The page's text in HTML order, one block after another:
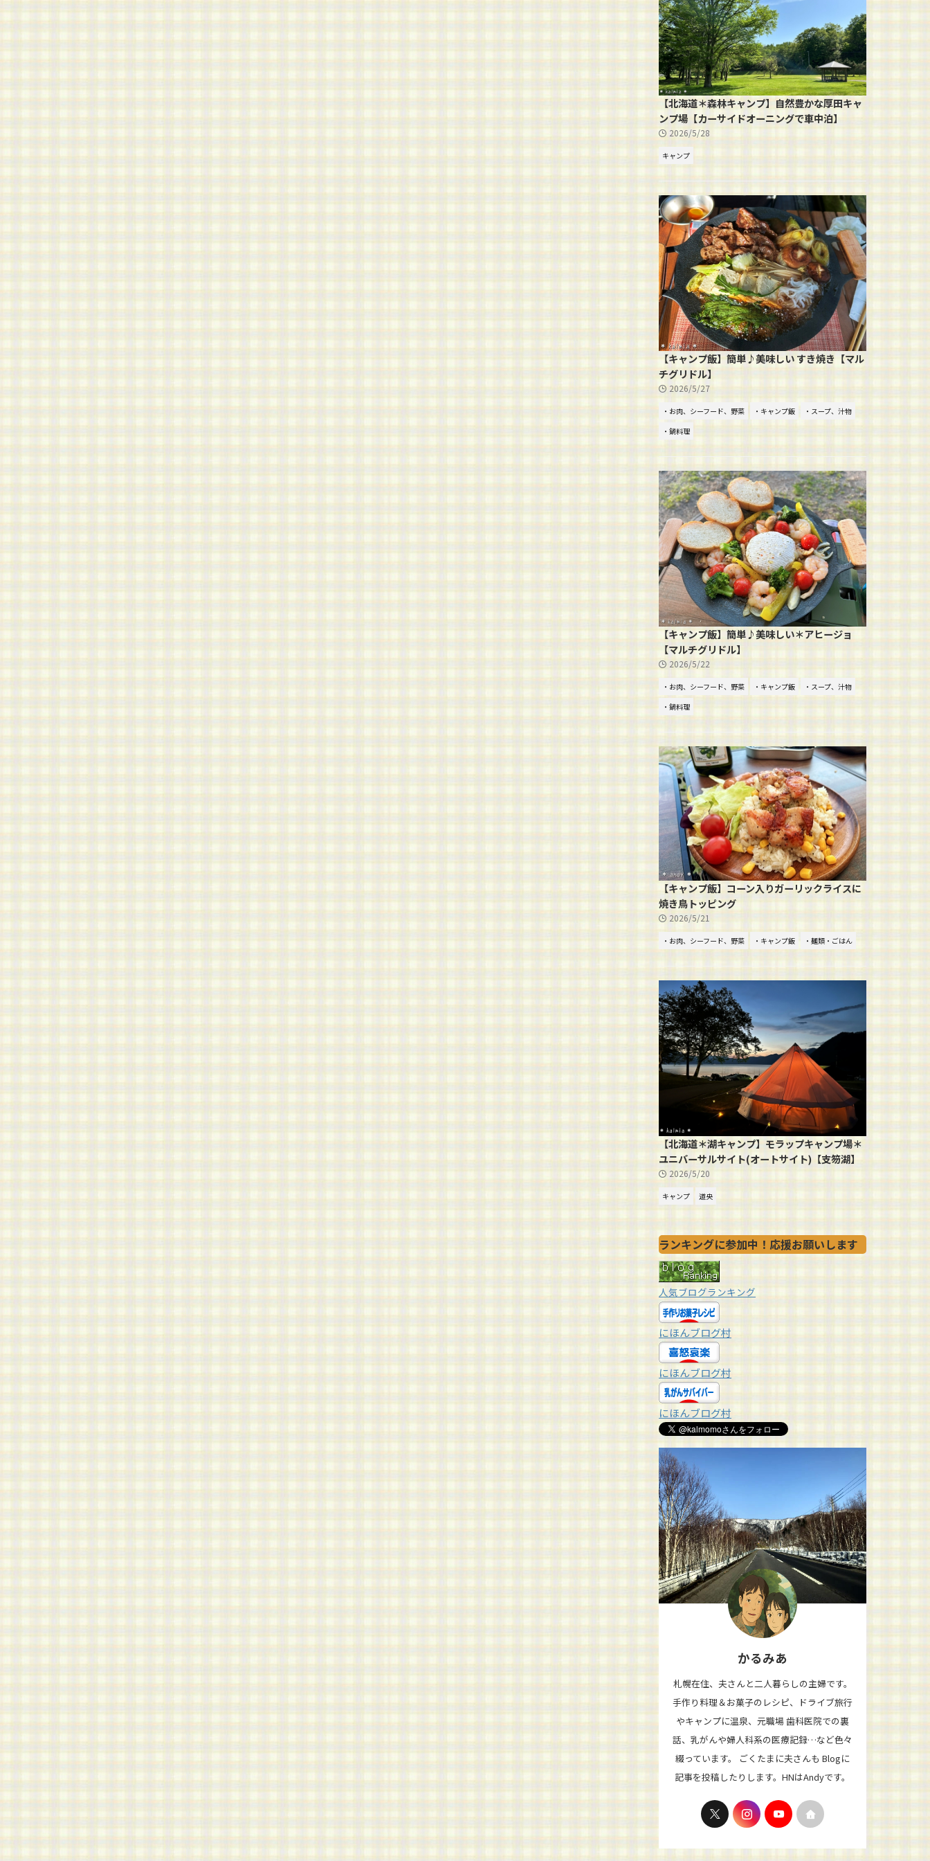
【北海道＊森林キャンプ】自然豊かな厚田キャ
ンプ場【カーサイドオーニングで車中泊】
2026/5/28
キャンプ
【キャンプ飯】簡単♪美味しい すき焼き【マル
チグリドル】
2026/5/27
・お肉、シーフード、野菜 ・キャンプ飯
・スープ、汁物
・鍋料理
【キャンプ飯】簡単♪美味しい＊アヒージョ
【マルチグリドル】
2026/5/22
・お肉、シーフード、野菜 ・キャンプ飯
・スープ、汁物
・鍋料理
【キャンプ飯】コーン入りガーリックライスに
焼き鳥トッピング
2026/5/21
・お肉、シーフード、野菜 ・キャンプ飯 ・麺類・ごはん
【北海道＊湖キャンプ】モラップキャンプ場＊
ユニバーサルサイト(オートサイト)【支笏湖】
2026/5/20
キャンプ 道央
ランキングに参加中！応援お願いします
人気ブログランキング
にほんブログ村
にほんブログ村
にほんブログ村
かるみあ
札幌在住、夫さんと二人暮らしの主婦です。
手作り料理＆お菓子のレシピ、ドライブ旅行
やキャンプに温泉、元職場 歯科医院での裏
話、乳がんや婦人科系の医療記録…など色々
綴っています。 ごくたまに夫さんも Blogに
記事を投稿したりします。HNはAndyです。